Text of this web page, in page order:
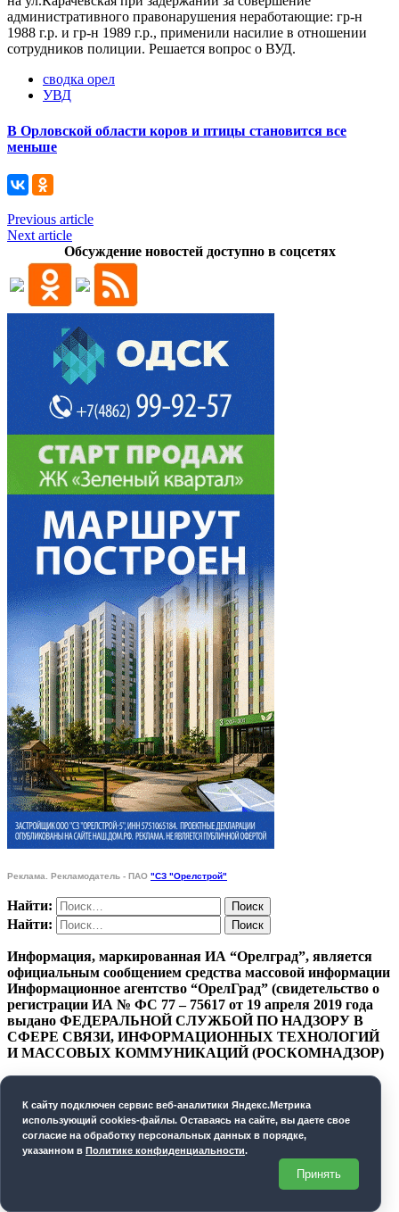
административного правонарушения неработающие: гр-н
1988 г.р. и гр-н 1989 г.р., применили насилие в отношении
сотрудников полиции. Решается вопрос о ВУД.
сводка орел
УВД
В Орловской области коров и птицы становится все
меньше
Previous article
Next article
Обсуждение новостей доступно в соцсетях
Реклама. Рекламодатель - ПАО "СЗ "Орелстрой"
Найти:
Найти:
Информация, маркированная ИА “Орелград”, является
официальным сообщением средства массовой информации
Информационное агентство “ОрелГрад” (свидетельство о
регистрации ИА № ФС 77 – 75617 от 19 апреля 2019 года
выдано ФЕДЕРАЛЬНОЙ СЛУЖБОЙ ПО НАДЗОРУ В
СФЕРЕ СВЯЗИ, ИНФОРМАЦИОННЫХ ТЕХНОЛОГИЙ
И МАССОВЫХ КОММУНИКАЦИЙ (РОСКОМНАДЗОР)
СОГЛАСИЕ НА ОБРАБОТКУ ПЕРСОНАЛЬНЫХ
ДАННЫХ
К cайту подключен сервис веб-аналитики Яндекс.Метрика
использующий cookies-файлы. Оставаясь на сайте, вы даете свое
согласие на обработку персональных данных в порядке,
указанном в Политике конфиденциальности.
Принять